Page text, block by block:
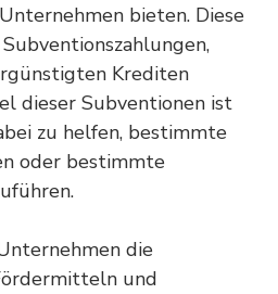
bieten. Diese
Krediten
dieser Subventionen ist
zu helfen, bestimmte
oder bestimmte
die
und